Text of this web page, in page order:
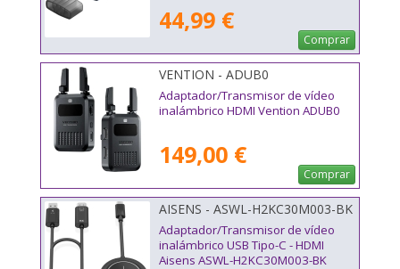
44,99 €
Comprar
VENTION - ADUB0
Adaptador/Transmisor de vídeo
inalámbrico HDMI Vention ADUB0
149,00 €
Comprar
AISENS - ASWL-H2KC30M003-BK
Adaptador/Transmisor de vídeo
inalámbrico USB Tipo-C - HDMI
Aisens ASWL-H2KC30M003-BK